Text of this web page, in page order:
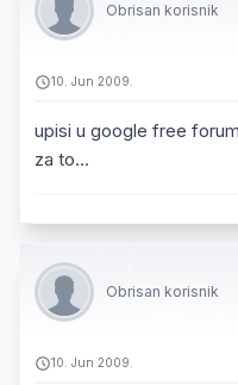
Obrisan korisnik
10. Jun 2009.
upisi u google free
za to...
Obrisan korisnik
10. Jun 2009.